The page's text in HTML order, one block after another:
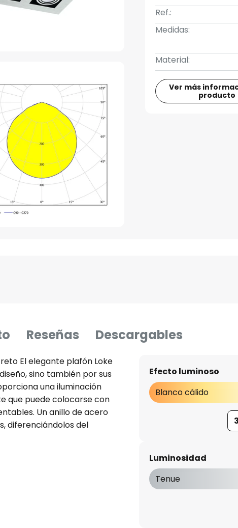
Ref.:
Medidas:
Material:
Ver más
producto
Reseñas Descargables
El elegante plafón Loke
sino también por sus
una iluminación
que puede colocarse con
Un anillo de acero
diferenciándolos del
de colores, el
sea versátil para su
cálido.
Efecto luminoso
Blanco cálido
Luminosidad
Tenue